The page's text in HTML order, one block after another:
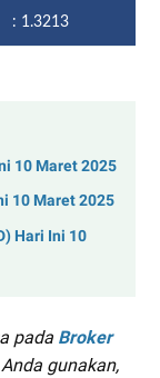
: 1.3213
10 Maret 2025
10 Maret 2025
Hari Ini 10
pada Broker
gunakan,